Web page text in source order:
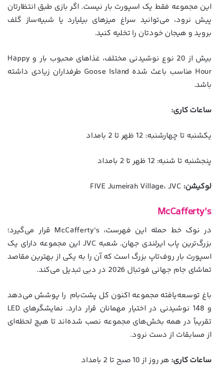
این مجموعه فقط یک اسپورت بار نیست. اگر بازی طبق انتظارتان
پیش نرود، می‌توانید سراغ میزهای بیلیارد یا شبیه‌ساز گلف
بروید و هیجان خودتان را تخلیه کنید.
بیش از 20 نوع نوشیدنی مختلف، غذاهای محبوب بار و Happy
Hour مناسب باعث شده Goose Island طرفداران زیادی داشته
باشد.
ساعات کاری:
یکشنبه تا چهارشنبه: 12 ظهر تا 2 بامداد
پنجشنبه تا شنبه: 12 ظهر تا 2 بامداد
لوکیشن:
McCafferty’s
در نوک خط حمله این فهرست، McCafferty’s قرار می‌گیرد؛
بزرگ‌ترین پاب ایرلندی جهان. شعبه JVC این مجموعه دارای یک
اسپورت بار روف‌تاپ بزرگ است که آن را به یکی از بهترین مقاصد
تماشای جام جهانی فوتبال 2026 در دبی تبدیل می‌کند.
باغ توسعه‌یافته مجموعه اکنون کل پشت‌بام را پوشش می‌دهد
و 148 نوشیدنی در اختیار مهمانان قرار دارد. نمایشگرهای LED
تقریباً در همه بخش‌های مجموعه نصب شده‌اند تا هیچ لحظه‌ای
از مسابقات از دست نرود.
ساعات کاری: هر روز از 10 صبح تا 2 بامداد